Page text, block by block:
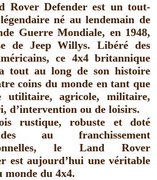
Rover Defender est un tout-
né au lendemain de
Guerre Mondiale, en 1948,
de Jeep Willys. Libéré des
ce 4x4 britannique
tout au long de son histoire
coins du monde en tant que
utilitaire, agricole, militaire,
d’intervention ou de loisirs.
rustique, robuste et doté
au franchissement
le Land Rover
est aujourd’hui une véritable
monde du 4x4.